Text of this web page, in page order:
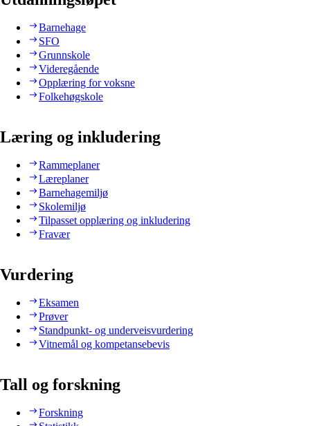
Barnehage
SFO
Grunnskole
Videregående
Opplæring for voksne
Folkehøgskole
Læring og inkludering
Rammeplaner
Læreplaner
Barnehagemiljø
Skolemiljø
Tilpasset opplæring og inkludering
Fravær
Vurdering
Eksamen
Prøver
Standpunkt- og underveisvurdering
Vitnemål og kompetansebevis
Tall og forskning
Forskning